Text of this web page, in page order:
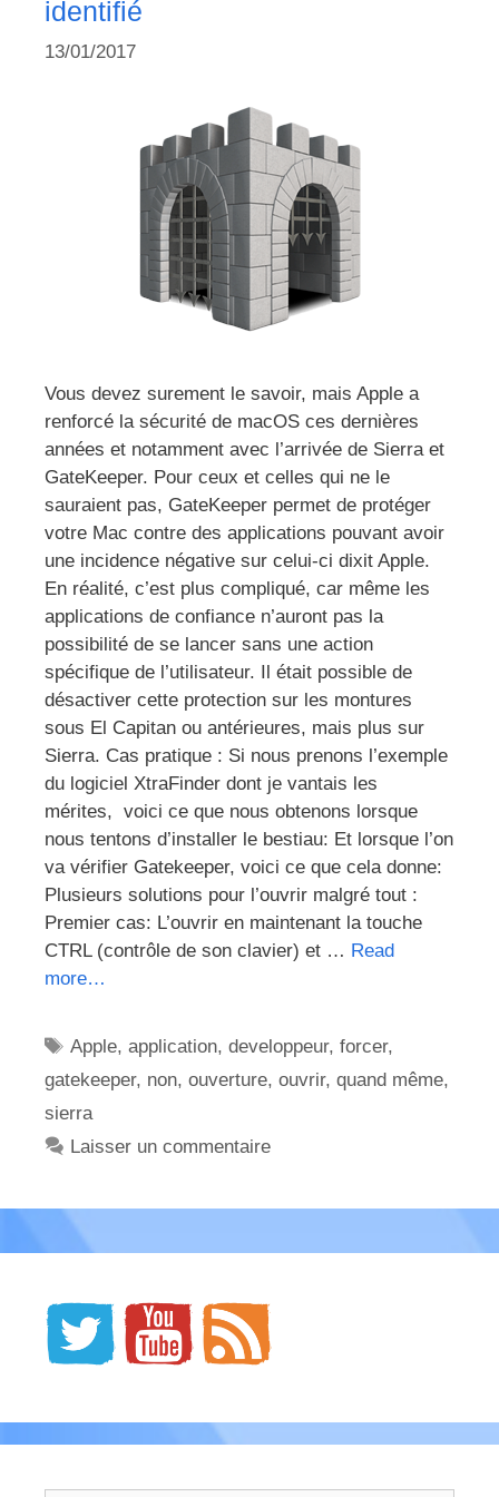
identifié
13/01/2017
Vous devez surement le savoir, mais Apple a
renforcé la sécurité de macOS ces dernières
années et notamment avec l’arrivée de Sierra et
GateKeeper. Pour ceux et celles qui ne le
sauraient pas, GateKeeper permet de protéger
votre Mac contre des applications pouvant avoir
une incidence négative sur celui-ci dixit Apple.
En réalité, c’est plus compliqué, car même les
applications de confiance n’auront pas la
possibilité de se lancer sans une action
spécifique de l’utilisateur. Il était possible de
désactiver cette protection sur les montures
sous El Capitan ou antérieures, mais plus sur
Sierra. Cas pratique : Si nous prenons l’exemple
du logiciel XtraFinder dont je vantais les
mérites, voici ce que nous obtenons lorsque
nous tentons d’installer le bestiau: Et lorsque l’on
va vérifier Gatekeeper, voici ce que cela donne:
Plusieurs solutions pour l’ouvrir malgré tout :
Premier cas: L’ouvrir en maintenant la touche
CTRL (contrôle de son clavier) et … Read
more…
Étiquettes
Apple,application,developpeur,forcer,
gatekeeper, non, ouverture, ouvrir, quand même,
sierra
Laisser un commentaire